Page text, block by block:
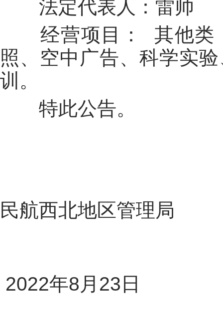
法定代表人： 雷帅
经营项目： 其他类
照、空中广告、科学实
训。
特此公告。
民航西北地区管理局
2022年8 月 23 日